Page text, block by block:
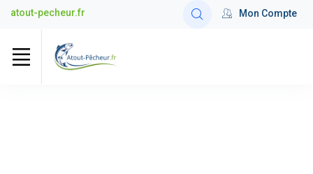
atout-pecheur.fr Mon Compte